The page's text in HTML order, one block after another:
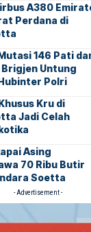
A380
Perdana di
146 Pati
Brigjen Untung
Polri
Kru di
Jadi Celah
Asing
70 Ribu Butir
Soetta
- Advertisement -